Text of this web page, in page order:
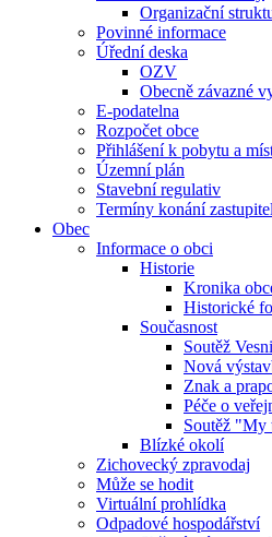
Organizační
Povinné informace
Úřední deska
OZV
Obecně závazné
E-podatelna
Rozpočet obce
Přihlášení k pobytu a
Územní plán
Stavební regulativ
Termíny konání
Obec
Informace o obci
Historie
Kronika
Historické
Současnost
Soutěž
Nová
Znak a
Péče o
Soutěž "My
Blízké okolí
Zichovecký zpravodaj
Může se hodit
Virtuální prohlídka
Odpadové hospodářství